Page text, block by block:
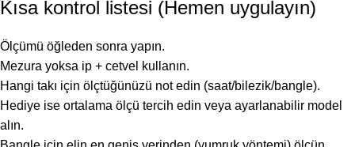
Kısa kontrol listesi (Hemen uygulayın)
Ölçümü öğleden sonra yapın.
Mezura yoksa ip + cetvel kullanın.
Hangi takı için ölçtüğünüzü not edin (saat/bilezik/bangle).
Hediye ise ortalama ölçü tercih edin veya ayarlanabilir model
alın.